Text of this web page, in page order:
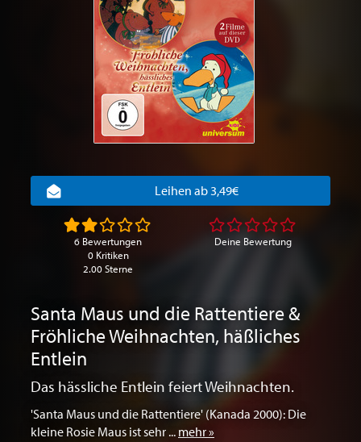
Santa Maus und die Rattentiere &
Fröhliche Weihnachten, häßliches
Entlein
Das hässliche Entlein feiert Weihnachten.
'Santa Maus und die Rattentiere' (Kanada 2000): Die
kleine Rosie Maus ist sehr ... mehr »
Leihen ab 3,49€
6 Bewertungen
0 Kritiken
2.00 Sterne
Deine Bewertung